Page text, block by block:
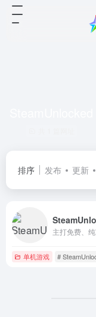
排序 发布 更新
主打免费、
单机游戏 #